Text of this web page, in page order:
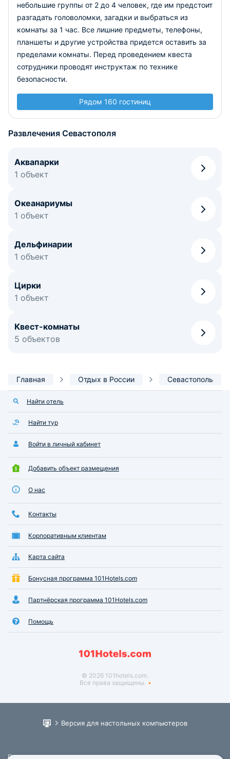
небольшие группы от 2 до 4 человек, где им предстоит
разгадать головоломки, загадки и выбраться из
комнаты за 1 час. Все лишние предметы, телефоны,
планшеты и другие устройства придется оставить за
пределами комнаты. Перед проведением квеста
сотрудники проводят инструктаж по технике
безопасности.
Рядом 160 гостиниц
Развлечения Севастополя
Аквапарки
1 объект
Океанариумы
1 объект
Дельфинарии
1 объект
Цирки
1 объект
Квест-комнаты
5 объектов
Главная Отдых в России Севастополь
Найти отель
Найти тур
Войти в личный кабинет
Добавить объект размещения
О нас
Контакты
Корпоративным клиентам
Карта сайта
Бонусная программа 101Hotels.com
Партнёрская программа 101Hotels.com
Помощь
© 2026 101hotels.com.
Все права защищены.
Версия для настольных компьютеров
Пользовательское соглашение